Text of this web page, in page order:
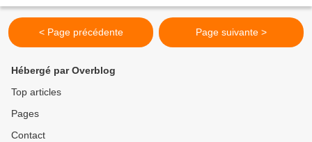
_jumelle_253242...
< Page précédente Page suivante >
Hébergé par Overblog
Top articles
Pages
Contact